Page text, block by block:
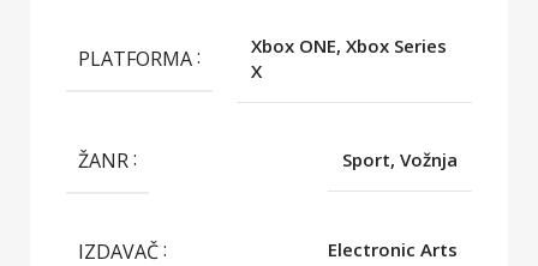
PLATFORMA
Xbox ONE, Xbox Series
X
ŽANR Sport, Vožnja
IZDAVAČ Electronic Arts